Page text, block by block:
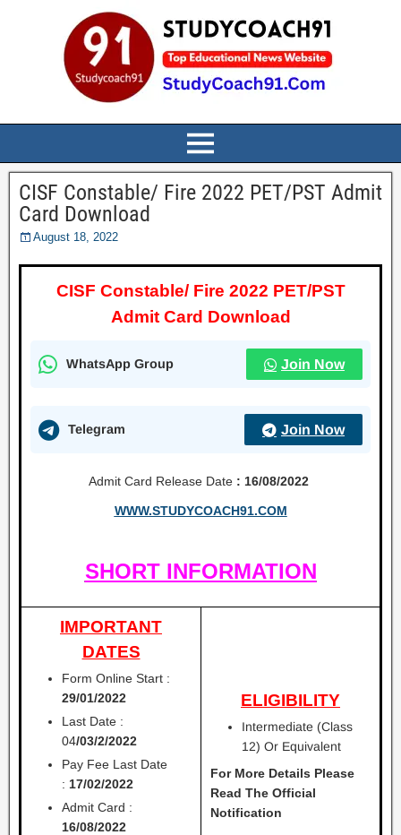
CISF Constable/ Fire 2022 PET/PST Admit
Card Download
August 18, 2022
CISF Constable/ Fire 2022 PET/PST
Admit Card Download
WhatsApp Group Join Now
Telegram Join Now
Admit Card Release Date : 16/08/2022
WWW.STUDYCOACH91.COM
SHORT INFORMATION
IMPORTANT
DATES
Form Online Start :
29/01/2022
Last Date :
04/03/2/2022
Pay Fee Last Date
: 17/02/2022
Admit Card :
16/08/2022
ELIGIBILITY
Intermediate (Class
12) Or Equivalent
For More Details Please
Read The Official
Notification